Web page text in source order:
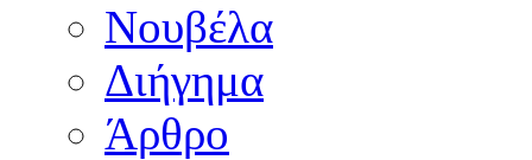
Νουβέλα
Διήγημα
Άρθρο